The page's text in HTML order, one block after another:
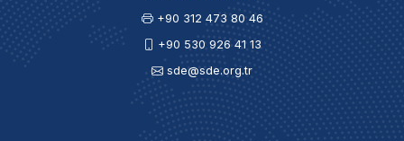
+90 312 473 80 46
+90 530 926 41 13
sde@sde.org.tr